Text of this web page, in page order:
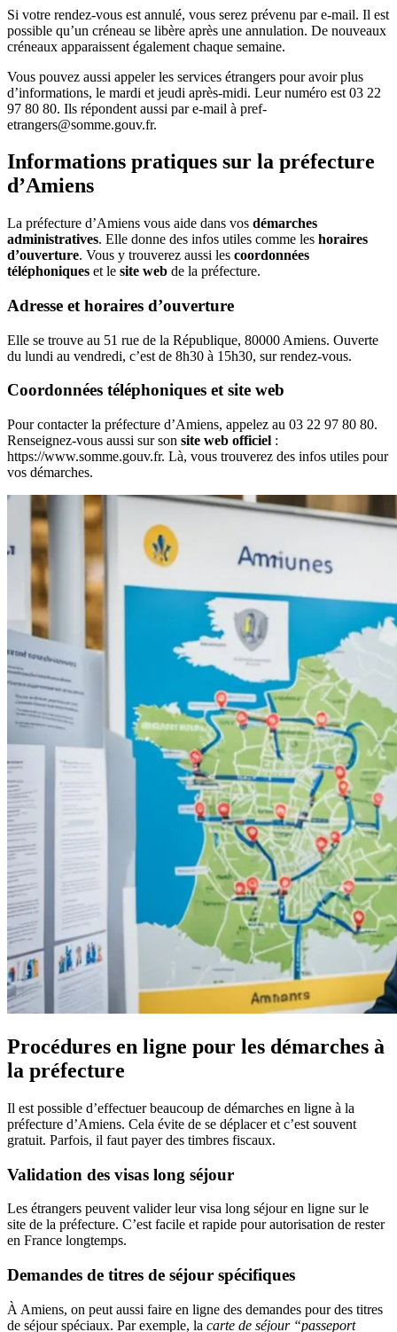
Si votre rendez-vous est annulé, vous serez prévenu par e-mail. Il est
possible qu’un créneau se libère après une annulation. De nouveaux
créneaux apparaissent également chaque semaine.
Vous pouvez aussi appeler les services étrangers pour avoir plus
d’informations, le mardi et jeudi après-midi. Leur numéro est 03 22
97 80 80. Ils répondent aussi par e-mail à pref-
etrangers@somme.gouv.fr.
Informations pratiques sur la préfecture
d’Amiens
La préfecture d’Amiens vous aide dans vos démarches
administratives. Elle donne des infos utiles comme les horaires
d’ouverture. Vous y trouverez aussi les coordonnées
téléphoniques et le site web de la préfecture.
Adresse et horaires d’ouverture
Elle se trouve au 51 rue de la République, 80000 Amiens. Ouverte
du lundi au vendredi, c’est de 8h30 à 15h30, sur rendez-vous.
Coordonnées téléphoniques et site web
Pour contacter la préfecture d’Amiens, appelez au 03 22 97 80 80.
Renseignez-vous aussi sur son site web officiel :
https://www.somme.gouv.fr. Là, vous trouverez des infos utiles pour
vos démarches.
Procédures en ligne pour les démarches à
la préfecture
Il est possible d’effectuer beaucoup de démarches en ligne à la
préfecture d’Amiens. Cela évite de se déplacer et c’est souvent
gratuit. Parfois, il faut payer des timbres fiscaux.
Validation des visas long séjour
Les étrangers peuvent valider leur visa long séjour en ligne sur le
site de la préfecture. C’est facile et rapide pour autorisation de rester
en France longtemps.
Demandes de titres de séjour spécifiques
À Amiens, on peut aussi faire en ligne des demandes pour des titres
de séjour spéciaux. Par exemple, la carte de séjour “passeport